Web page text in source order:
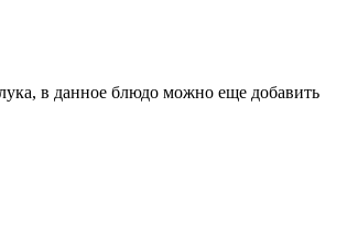
в данное блюдо можно еще добавить